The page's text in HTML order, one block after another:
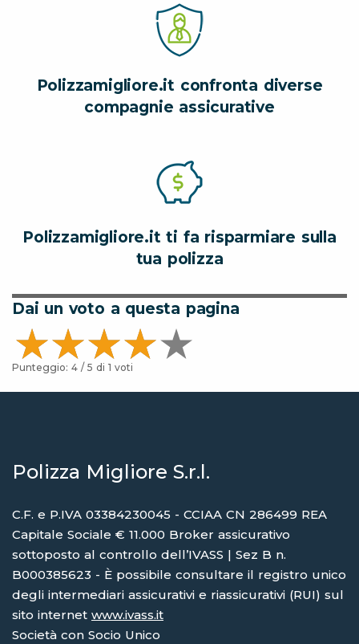
Polizzamigliore.it confronta diverse
compagnie assicurative
Polizzamigliore.it ti fa risparmiare sulla
tua polizza
Dai un voto a questa pagina
Punteggio: 4 / 5 di 1 voti
Polizza Migliore S.r.l.
C.F. e P.IVA 03384230045 - CCIAA CN 286499 REA
Capitale Sociale € 11.000 Broker assicurativo
sottoposto al controllo dell’IVASS | Sez B n.
B000385623 - È possibile consultare il registro unico
degli intermediari assicurativi e riassicurativi (RUI) sul
sito internet www.ivass.it
Società con Socio Unico